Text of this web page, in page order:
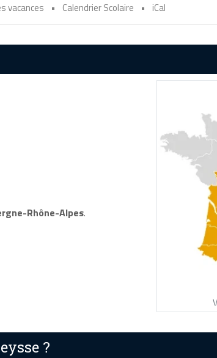
vacances • Calendrier Scolaire • iCal
Rhône-Alpes.
?